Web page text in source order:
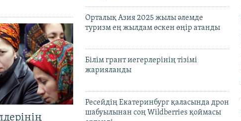
Орталық Азия 2025 жылы әлемде
туризм ең жылдам өскен өңір атанды
Білім грант иегерлерінің тізімі
жарияланды
Ресейдің Екатеринбург қаласында дрон
шабуылынан соң Wildberries қоймасы